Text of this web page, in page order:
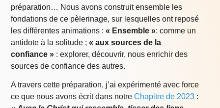
préparation… Nous avons construit ensemble les
fondations de ce pèlerinage, sur lesquelles ont reposé
les différentes animations :« Ensemble »: comme un
antidote à la solitude ;« aux sources de la
confiance » : explorer, découvrir, nous enrichir des
sources de confiance des autres.
A travers cette préparation, j’ai expérimenté avec force
ce que nous avons écrit dans notreChapitre de 2023 :